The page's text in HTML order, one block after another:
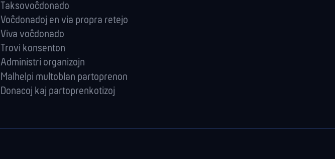
Taksovoĉdonado
Voĉdonadoj en via propra retejo
Viva voĉdonado
Trovi konsenton
Administri orga­nizojn
Malhelpi multoblan partoprenon
Donacoj kaj partoprenkotizoj